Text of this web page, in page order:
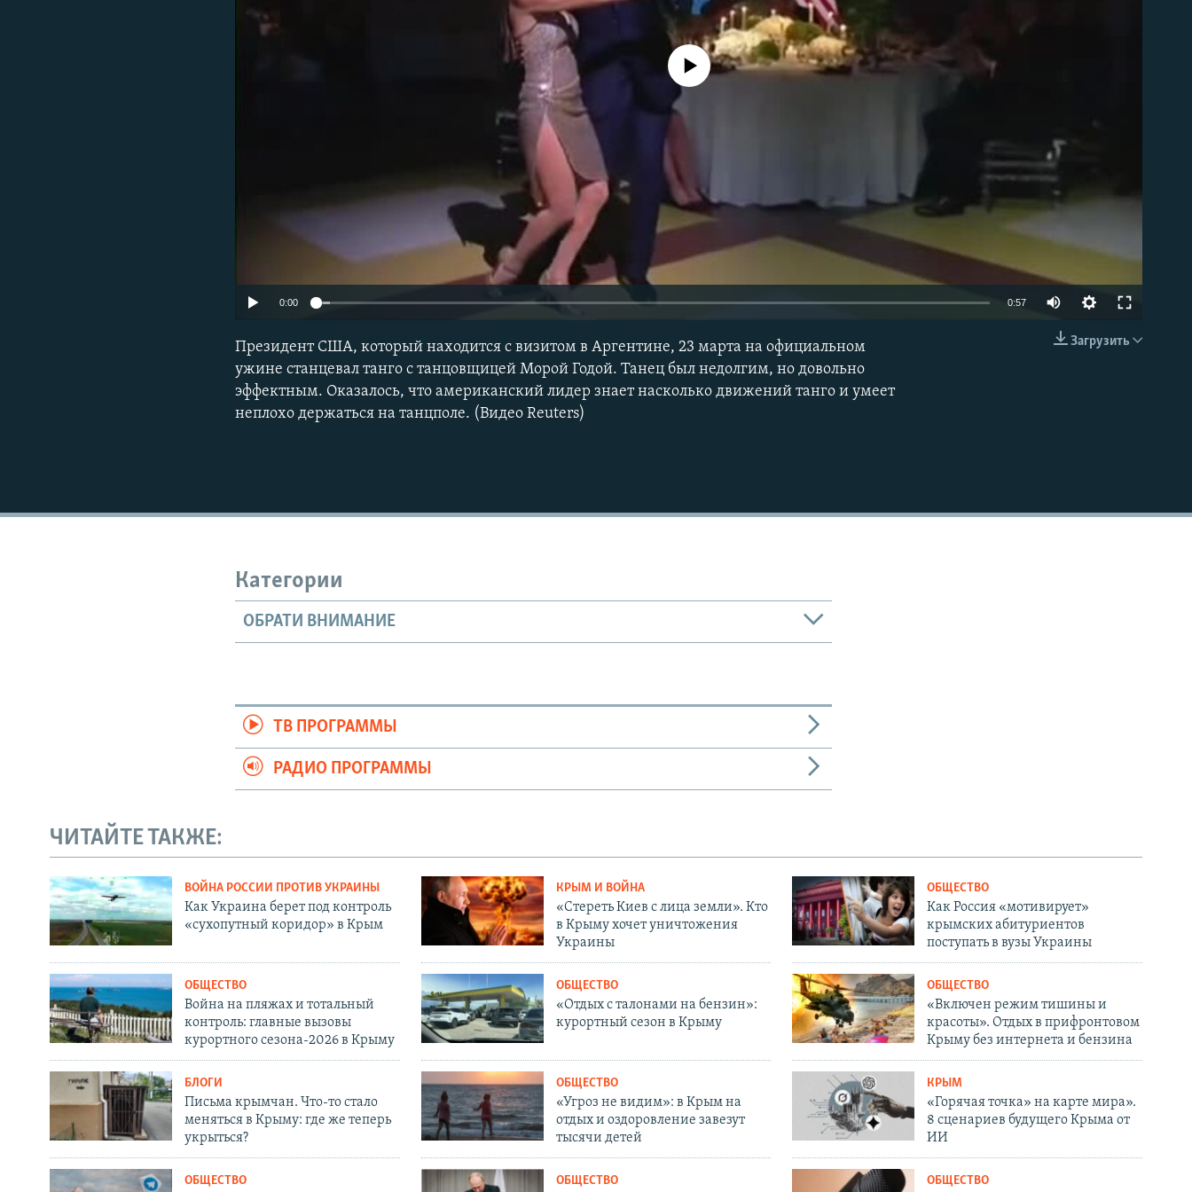
EMBED
No media source currently available
0:00 0:57
Загрузить
Президент США, который находится с визитом в Аргентине, 23 марта на официальном
ужине станцевал танго с танцовщицей Морой Годой. Танец был недолгим, но довольно
эффектным. Оказалось, что американский лидер знает насколько движений танго и умеет
неплохо держаться на танцполе. (Видео Reuters)
Категории
ОБРАТИ ВНИМАНИЕ
ТВ ПРОГРАММЫ
РАДИО ПРОГРАММЫ
ЧИТАЙТЕ ТАКЖЕ:
ВОЙНА РОССИИ ПРОТИВ УКРАИНЫ
Как Украина берет под контроль
«сухопутный коридор» в Крым
КРЫМ И ВОЙНА
«Стереть Киев с лица земли». Кто
в Крыму хочет уничтожения
Украины
ОБЩЕСТВО
Как Россия «мотивирует»
крымских абитуриентов
поступать в вузы Украины
ОБЩЕСТВО
Война на пляжах и тотальный
контроль: главные вызовы
курортного сезона-2026 в Крыму
ОБЩЕСТВО
«Отдых с талонами на бензин»:
курортный сезон в Крыму
ОБЩЕСТВО
«Включен режим тишины и
красоты». Отдых в прифронтовом
Крыму без интернета и бензина
БЛОГИ
Письма крымчан. Что-то стало
меняться в Крыму: где же теперь
укрыться?
ОБЩЕСТВО
«Угроз не видим»: в Крым на
отдых и оздоровление завезут
тысячи детей
КРЫМ
«Горячая точка» на карте мира».
8 сценариев будущего Крыма от
ИИ
ОБЩЕСТВО ОБЩЕСТВО ОБЩЕСТВО